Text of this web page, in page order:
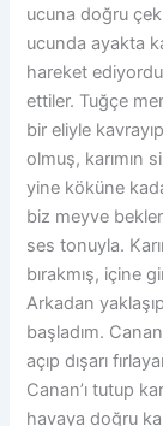
ucuna doğru
ucunda ayakta
hareket
ettiler. Tuğçe
bir eliyle
olmuş, karımın
yine köküne
biz meyve
ses tonuyla.
bırakmış, içine
Arkadan
başladım.
açıp dışarı
Canan’ı tutup
havaya doğru